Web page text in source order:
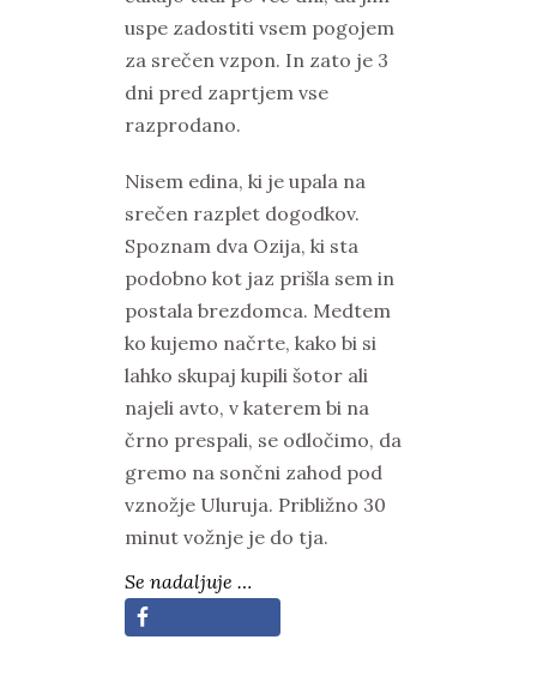
uspe zadostiti vsem pogojem
za srečen vzpon. In zato je 3
dni pred zaprtjem vse
razprodano.
Nisem edina, ki je upala na
srečen razplet dogodkov.
Spoznam dva Ozija, ki sta
podobno kot jaz prišla sem in
postala brezdomca. Medtem
ko kujemo načrte, kako bi si
lahko skupaj kupili šotor ali
najeli avto, v katerem bi na
črno prespali, se odločimo, da
gremo na sončni zahod pod
vznožje Uluruja. Približno 30
minut vožnje je do tja.
Se nadaljuje …